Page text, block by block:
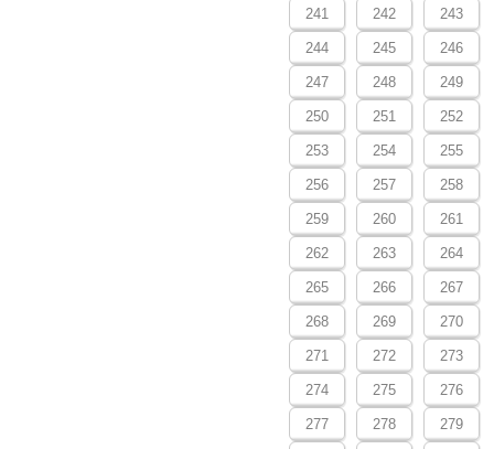
241 242 243
244 245 246
247 248 249
250 251 252
253 254 255
256 257 258
259 260 261
262 263 264
265 266 267
268 269 270
271 272 273
274 275 276
277 278 279